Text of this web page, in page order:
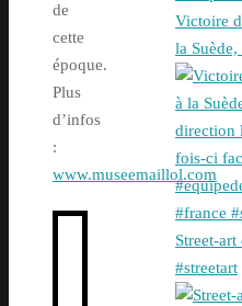
de
cette
époque.
Plus
d’infos
:
www.museemaillol.com
Victoire
la Suède,
Street-
#streetart